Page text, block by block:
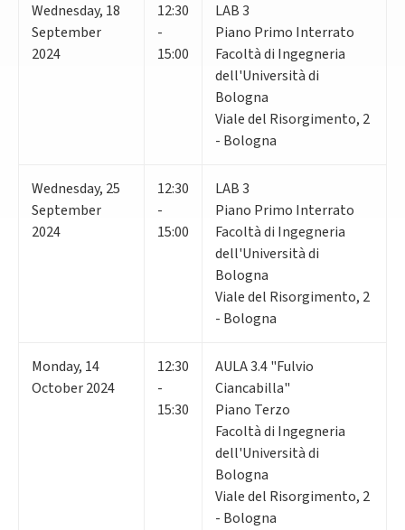
Wednesday, 18
September
2024
12:30
-
15:00
LAB 3
Piano Primo Interrato
Facoltà di Ingegneria
dell'Università di
Bologna
Viale del Risorgimento, 2
- Bologna
Wednesday, 25
September
2024
12:30
-
15:00
LAB 3
Piano Primo Interrato
Facoltà di Ingegneria
dell'Università di
Bologna
Viale del Risorgimento, 2
- Bologna
Monday, 14
October 2024
12:30
-
15:30
AULA 3.4 "Fulvio
Ciancabilla"
Piano Terzo
Facoltà di Ingegneria
dell'Università di
Bologna
Viale del Risorgimento, 2
- Bologna